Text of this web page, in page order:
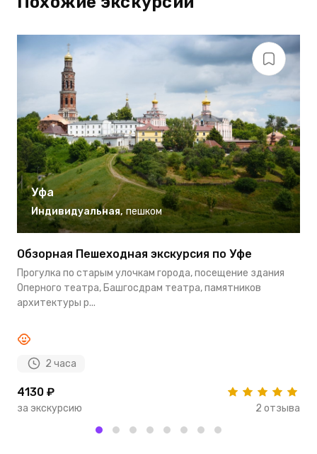
Уфа
Индивидуальная, пешком
Обзорная Пешеходная экскурсия по Уфе
Прогулка по старым улочкам города, посещение здания
Оперного театра, Башгосдрам театра, памятников
архитектуры р...
2 часа
4130 ₽
за экскурсию 2 отзыва